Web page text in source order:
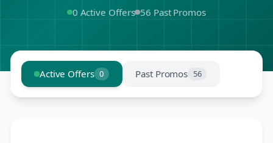
0 Active Offers 56 Past Promos
Active Offers 0 Past Promos 56